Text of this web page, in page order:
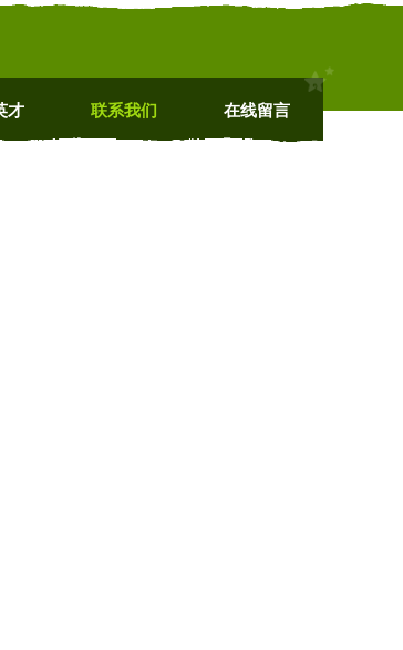
才 联系我们 在线留言